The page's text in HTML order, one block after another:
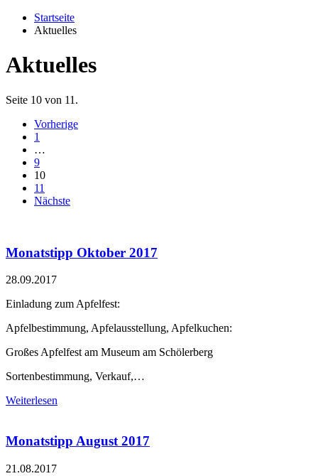
Startseite
Aktuelles
Aktuelles
Seite 10 von 11.
Vorherige
1
…
9
10
11
Nächste
Monatstipp Oktober 2017
28.09.2017
Einladung zum Apfelfest:
Apfelbestimmung, Apfelausstellung, Apfelkuchen:
Großes Apfelfest am Museum am Schölerberg
Sortenbestimmung, Verkauf,…
Weiterlesen
Monatstipp August 2017
21.08.2017